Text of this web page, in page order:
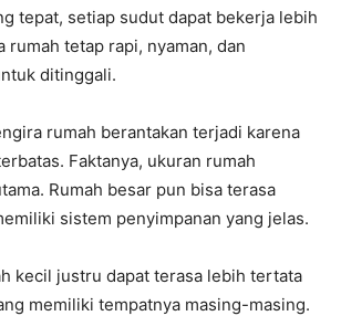
tepat, setiap sudut dapat bekerja lebih
rumah tetap rapi, nyaman, dan
ditinggali.
rumah berantakan terjadi karena
Faktanya, ukuran rumah
Rumah besar pun bisa terasa
sistem penyimpanan yang jelas.
kecil justru dapat terasa lebih tertata
memiliki tempatnya masing-masing.